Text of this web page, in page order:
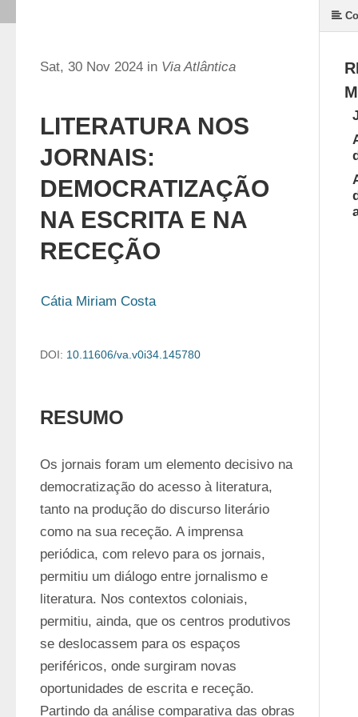
Sat, 30 Nov 2024 in Via Atlântica
LITERATURA NOS
JORNAIS:
DEMOCRATIZAÇÃO
NA ESCRITA E NA
RECEÇÃO
Cátia Miriam Costa
DOI: 10.11606/va.v0i34.145780
RESUMO
Os jornais foram um elemento decisivo na
democratização do acesso à literatura,
tanto na produção do discurso literário
como na sua receção. A imprensa
periódica, com relevo para os jornais,
permitiu um diálogo entre jornalismo e
literatura. Nos contextos coloniais,
permitiu, ainda, que os centros produtivos
se deslocassem para os espaços
periféricos, onde surgiram novas
oportunidades de escrita e receção.
Partindo da análise comparativa das obras